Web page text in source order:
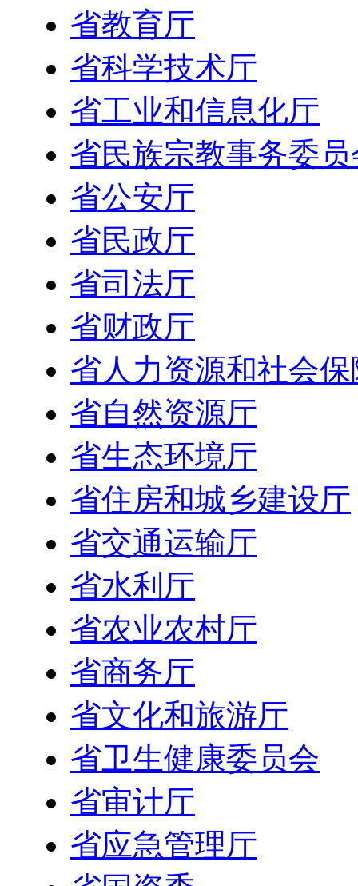
省教育厅
省科学技术厅
省工业和信息化厅
省民族宗教事务委员
省公安厅
省民政厅
省司法厅
省财政厅
省人力资源和社会
省自然资源厅
省生态环境厅
省住房和城乡建设厅
省交通运输厅
省水利厅
省农业农村厅
省商务厅
省文化和旅游厅
省卫生健康委员会
省审计厅
省应急管理厅